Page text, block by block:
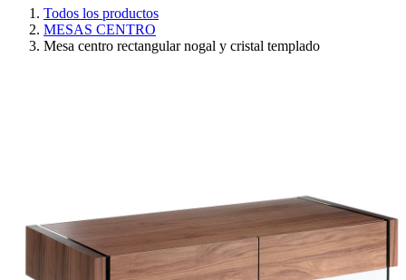
Todos los productos
MESAS CENTRO
Mesa centro rectangular nogal y cristal templado